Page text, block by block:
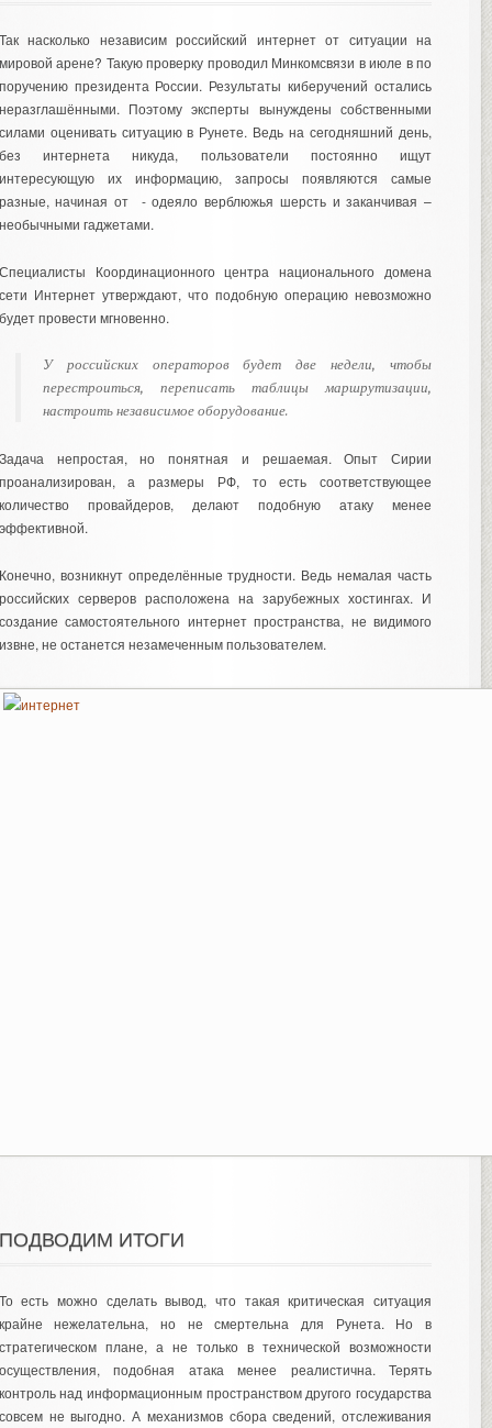
насколько независим российский интернет от ситуации на
арене? Такую проверку проводил Минкомсвязи в июле в по
президента России. Результаты киберучений остались
Поэтому эксперты вынуждены собственными
оценивать ситуацию в Рунете. Ведь на сегодняшний день,
интернета никуда, пользователи постоянно ищут
их информацию, запросы появляются самые
начиная от -одеяло верблюжья шерстьи заканчивая –
гаджетами.
Координационного центра национального домена
Интернет утверждают, что подобную операцию невозможно
провести мгновенно.
У российских операторов будет две недели, чтобы
перестроиться, переписать таблицы маршрутизации,
настроить независимое оборудование.
непростая, но понятная и решаемая. Опыт Сирии
а размеры РФ, то есть соответствующее
провайдеров, делают подобную атаку менее
возникнут определённые трудности. Ведь немалая часть
серверов расположена на зарубежных хостингах. И
самостоятельного интернет пространства, не видимого
не останется незамеченным пользователем.
ИТОГИ
есть можно сделать вывод, что такая критическая ситуация
нежелательна, но не смертельна для Рунета. Но в
плане, а не только в технической возможности
подобная атака менее реалистична. Терять
над информационным пространством другого государства
не выгодно. А механизмов сбора сведений, отслеживания